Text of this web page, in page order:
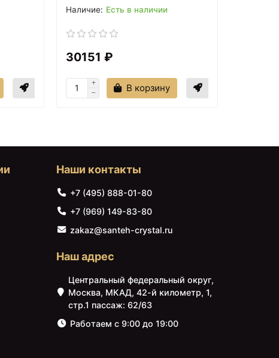
Есть в наличии
30151 ₽
В корзину
Наши контакты
+7 (495) 888-01-80
+7 (969) 149-83-80
zakaz@santeh-crystal.ru
Наш адрес
Центральный федеральный округ,
Москва, МКАД, 42-й километр, 1,
стр.1 пассаж: 62/63
Работаем с 9:00 до 19:00